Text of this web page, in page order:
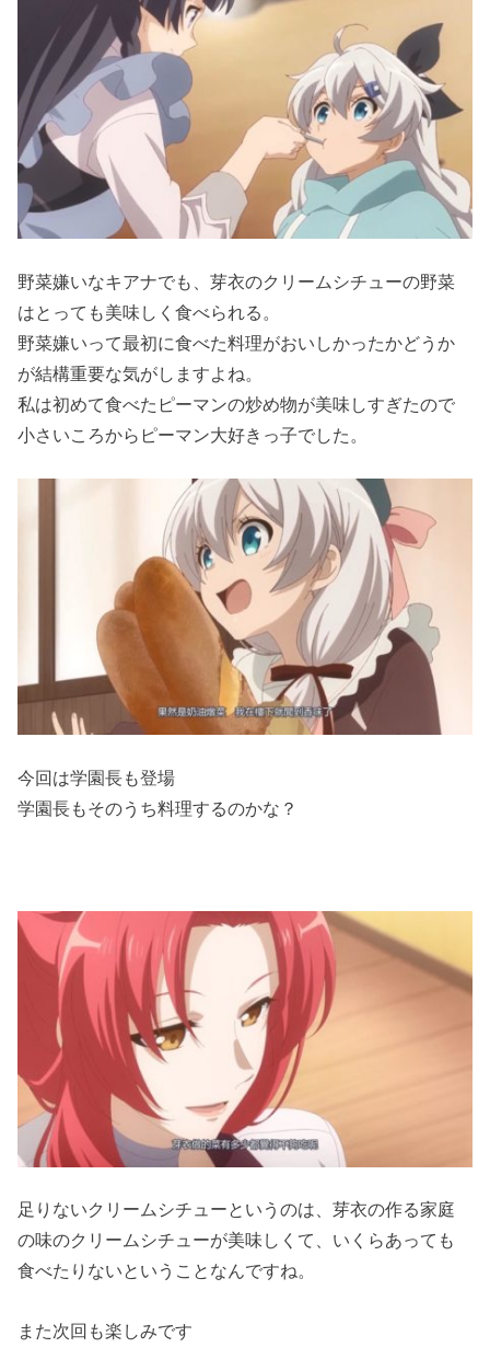
野菜嫌いなキアナでも、芽衣のクリームシチューの野菜
はとっても美味しく食べられる。
野菜嫌いって最初に食べた料理がおいしかったかどうか
が結構重要な気がしますよね。
私は初めて食べたピーマンの炒め物が美味しすぎたので
小さいころからピーマン大好きっ子でした。
今回は学園長も登場
学園長もそのうち料理するのかな？
足りないクリームシチューというのは、芽衣の作る家庭
の味のクリームシチューが美味しくて、いくらあっても
食べたりないということなんですね。
また次回も楽しみです